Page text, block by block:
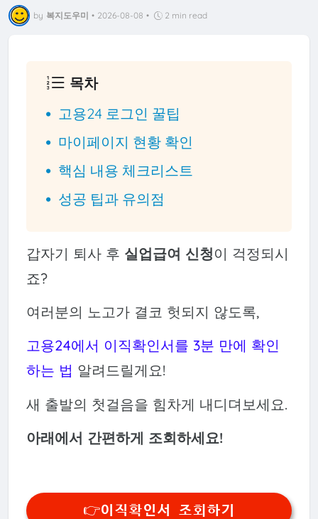
by 복지도우미 • 2026-08-08 • 2 min read
목차
고용24 로그인 꿀팁
마이페이지 현황 확인
핵심 내용 체크리스트
성공 팁과 유의점
갑자기 퇴사 후 실업급여 신청이 걱정되시
죠?
여러분의 노고가 결코 헛되지 않도록,
고용24에서 이직확인서를 3분 만에 확인
하는 법 알려드릴게요!
새 출발의 첫걸음을 힘차게 내디뎌보세요.
아래에서 간편하게 조회하세요!
👉이직확인서 조회하기